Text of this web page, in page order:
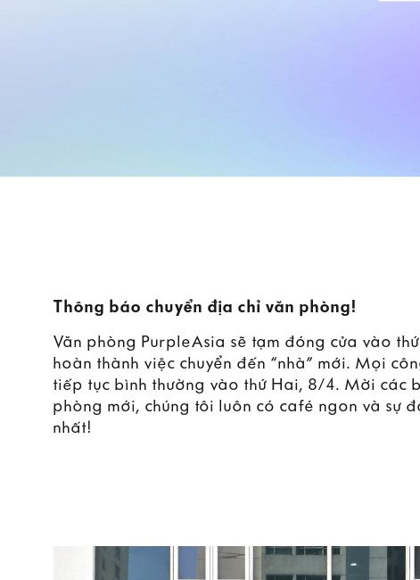
Thông báo chuyển địa chỉ văn phòng!
Văn phòng PurpleAsia sẽ tạm đóng cửa vào
hoàn thành việc chuyển đến “nhà” mới. Mọi
tiếp tục bình thường vào thứ Hai, 8/4. Mời các
phòng mới, chúng tôi luôn có café ngon và sự
nhất!